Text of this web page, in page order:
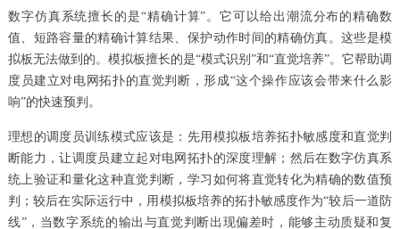
数字仿真系统擅长的是“精确计算”。它可以给出潮流分布的精确数
值、短路容量的精确计算结果、保护动作时间的精确仿真。这些是模
拟板无法做到的。模拟板擅长的是“模式识别”和“直觉培养”。它帮助调
度员建立对电网拓扑的直觉判断，形成“这个操作应该会带来什么影
响”的快速预判。
理想的调度员训练模式应该是：先用模拟板培养拓扑敏感度和直觉判
断能力，让调度员建立起对电网拓扑的深度理解；然后在数字仿真系
统上验证和量化这种直觉判断，学习如何将直觉转化为精确的数值预
判；较后在实际运行中，用模拟板培养的拓扑敏感度作为“较后一道防
线”，当数字系统的输出与直觉判断出现偏差时，能够主动质疑和复